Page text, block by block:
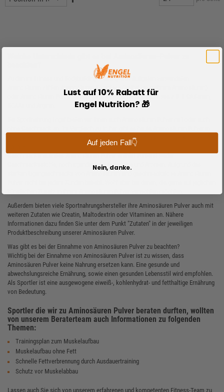
Zu den im Fitness-und Bodybuilding Training am häufigsten verwendeten
Aminosäuren zählen Aminosäuren-Komplexe (enthalten mehrere Aminosäuren)
oder Aminosäuren Pulver mit nur einer einzigen Aminosäure wie z.B. L-Glutamin,
den unterschiedlichsten Geschmacksrichtungen wie Orange, Zitrone, Kirsche oder
Geschmacksneutrales Aminosäuren-Pulver enthält zumeist weder
Geschmacksstoffe, noch irgendwelche Süßstoffe und Aromen. Aufgrund des
starken Eigengeschmacks von Aminosäuren sind geschmackslose Aminosäuren
Außerdem bieten viele Sportnahrungshersteller ihre Aminosäuren Pulver auch mit
weiteren Zutaten wie Creatin, Maltodextrin oder Vitaminen an. Nähere
Informationen dazu finden Sie unter dem Punkt "Zutaten" in der jeweiligen
Produktbeschreibung unserer Aminosäuren Pulver.
Was gibt es bei der Einnahme von Aminosäuren Pulver zu beachten?
Wichtig bei der Einnahme von Aminosäuren Pulver ist zu wissen, dass
Aminosäuren Pulver keine Nahrung ersetzen kann. Eine gesunde und
abwechslungsreiche Ernährung, sowie einen gesunden Lebensstil wird empfohlen.
Als Sportler ist eine ausgewogene eiweiß-, kohlenhydrat- und fetthaltige Ernährung
von Bedeutung.
Sportler die wir zu Aminosäuren Pulver beraten durften, wollten
von unserem Beraterteam auch Informationen zu folgenden
Themen:
Trainingsplan zum Muskelaufbau
Muskelaufbau ohne Fett
Schnelle Fettverbrennung durch Ausdauertraining
Schutz vor Muskelabbau
Lassen auch Sie sich von unserem erfahrenen und kompetenten Fitness-Team zu
Lust auf 10% Rabatt für
Engel Nutrition? 🎁
Auf jeden Fall👇
Nein, danke.